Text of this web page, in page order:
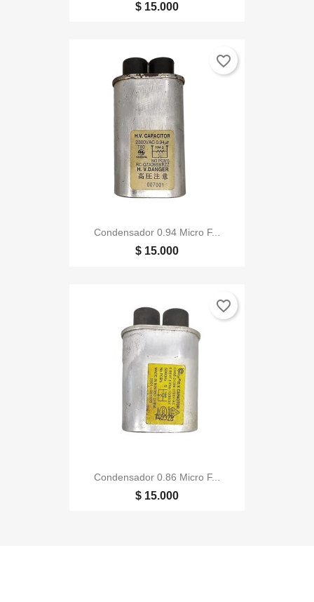
$ 15.000
Condensador 0.94 Micro F...
$ 15.000
favorite_border
Condensador 0.86 Micro F...
$ 15.000
favorite_border